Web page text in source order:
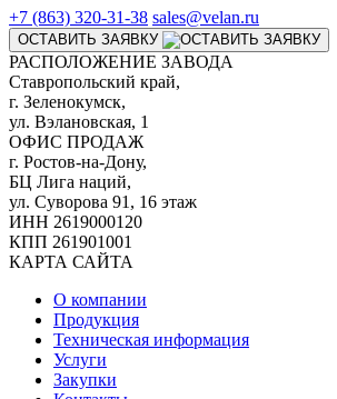
+7 (863) 320-31-38 sales@velan.ru
ОСТАВИТЬ ЗАЯВКУ
РАСПОЛОЖЕНИЕ ЗАВОДА
Ставропольский край,
г. Зеленокумск,
ул. Вэлановская, 1
ОФИС ПРОДАЖ
г. Ростов-на-Дону,
БЦ Лига наций,
ул. Суворова 91, 16 этаж
ИНН 2619000120
КПП 261901001
КАРТА САЙТА
О компании
Продукция
Техническая информация
Услуги
Закупки